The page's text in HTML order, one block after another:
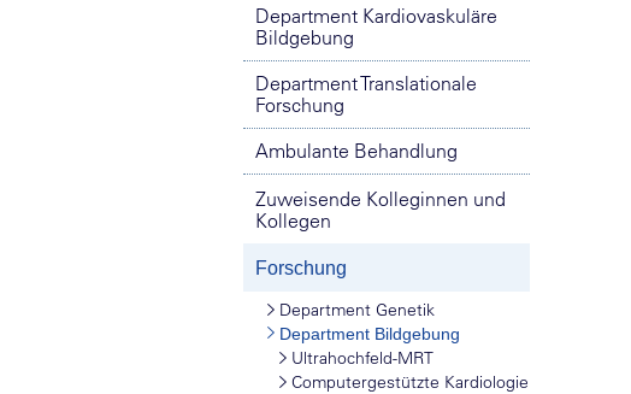
Department Kardiovaskuläre
Bildgebung
Department Translationale
Forschung
Ambulante Behandlung
Zuweisende Kolleginnen und
Kollegen
Forschung
Department Genetik
Department Bildgebung
Ultrahochfeld-MRT
Computergestützte Kardiologie